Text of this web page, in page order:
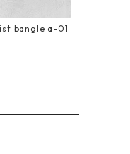
bangle a-01